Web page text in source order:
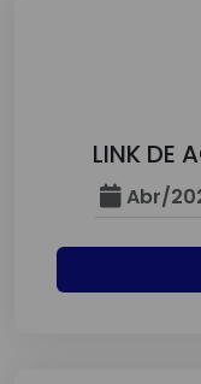
LINK DE
Abr/